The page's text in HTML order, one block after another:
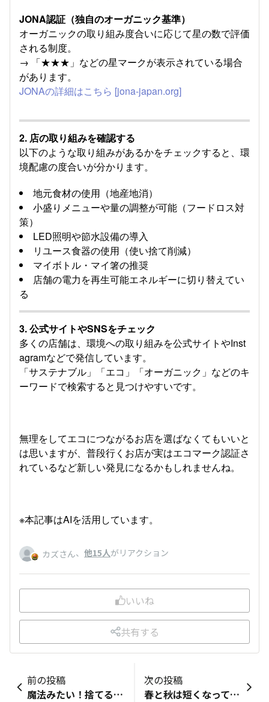
JONA認証（独自のオーガニック基準）
オーガニックの取り組み度合いに応じて星の数で評価
される制度。
→ 「★★★」などの星マークが表示されている場合
があります。
JONAの詳細はこちら [jona-japan.org]
2. 店の取り組みを確認する
以下のような取り組みがあるかをチェックすると、環
境配慮の度合いが分かります。
地元食材の使用（地産地消）
小盛りメニューや量の調整が可能（フードロス対
策）
LED照明や節水設備の導入
リユース食器の使用（使い捨て削減）
マイボトル・マイ箸の推奨
店舗の電力を再生可能エネルギーに切り替えてい
る
3.公式サイトやSNSをチェック
多くの店舗は、環境への取り組みを公式サイトやInst
agramなどで発信しています。
「サステナブル」「エコ」「オーガニック」などのキ
ーワードで検索すると見つけやすいです。
無理をしてエコにつながるお店を選ばなくてもいいと
は思いますが、普段行くお店が実はエコマーク認証さ
れているなど新しい発見になるかもしれませんね。
※本記事はAIを活用しています。
カズさん、 他15人がリアクション
いいね
共有する
前の投稿
魔法みたい！捨てるはずの根っこが蘇る「リボベジ」で始めるエコ家庭菜園
次の投稿
春と秋は短くなっている気がしませんか？